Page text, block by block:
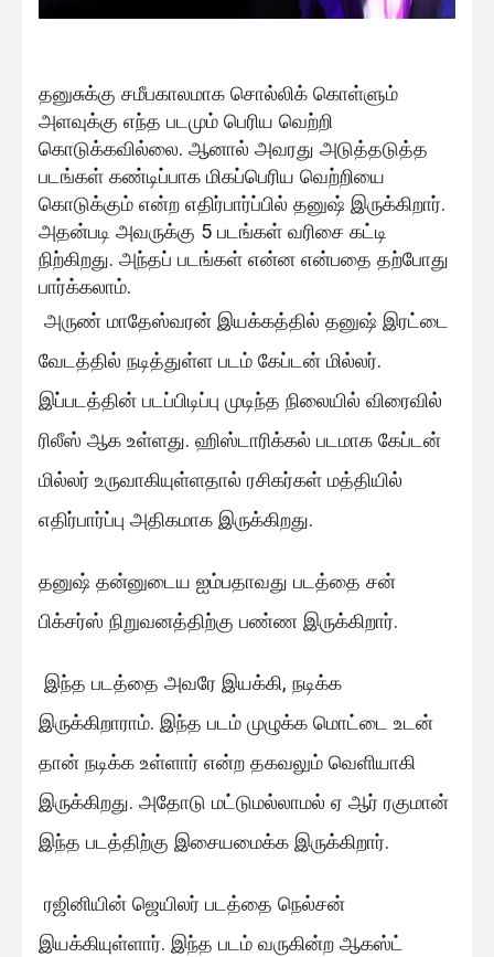
தனுசுக்கு சமீபகாலமாக சொல்லிக் கொள்ளும்
அளவுக்கு எந்த படமும் பெரிய வெற்றி
கொடுக்கவில்லை. ஆனால் அவரது அடுத்தடுத்த
படங்கள் கண்டிப்பாக மிகப்பெரிய வெற்றியை
கொடுக்கும் என்ற எதிர்பார்ப்பில் தனுஷ் இருக்கிறார்.
அதன்படி அவருக்கு 5 படங்கள் வரிசை கட்டி
நிற்கிறது. அந்தப் படங்கள் என்ன என்பதை தற்போது
பார்க்கலாம்.
அருண் மாதேஸ்வரன் இயக்கத்தில் தனுஷ் இரட்டை
வேடத்தில் நடித்துள்ள படம் கேப்டன் மில்லர்.
இப்படத்தின் படப்பிடிப்பு முடிந்த நிலையில் விரைவில்
ரிலீஸ் ஆக உள்ளது. ஹிஸ்டாரிக்கல் படமாக கேப்டன்
மில்லர் உருவாகியுள்ளதால் ரசிகர்கள் மத்தியில்
எதிர்பார்ப்பு அதிகமாக இருக்கிறது.
தனுஷ் தன்னுடைய ஐம்பதாவது படத்தை சன்
பிக்சர்ஸ் நிறுவனத்திற்கு பண்ண இருக்கிறார்.
இந்த படத்தை அவரே இயக்கி, நடிக்க
இருக்கிறாராம். இந்த படம் முழுக்க மொட்டை உடன்
தான் நடிக்க உள்ளார் என்ற தகவலும் வெளியாகி
இருக்கிறது. அதோடு மட்டுமல்லாமல் ஏ ஆர் ரகுமான்
இந்த படத்திற்கு இசையமைக்க இருக்கிறார்.
ரஜினியின் ஜெயிலர் படத்தை நெல்சன்
இயக்கியுள்ளார். இந்த படம் வருகின்ற ஆகஸ்ட்